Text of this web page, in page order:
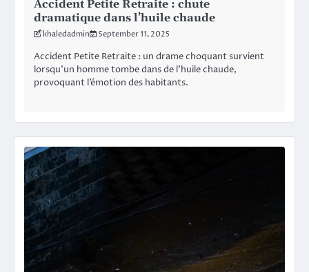
Accident Petite Retraite : chute
dramatique dans l’huile chaude
khaledadmin September 11, 2025
Accident Petite Retraite : un drame choquant survient
lorsqu’un homme tombe dans de l’huile chaude,
provoquant l’émotion des habitants.